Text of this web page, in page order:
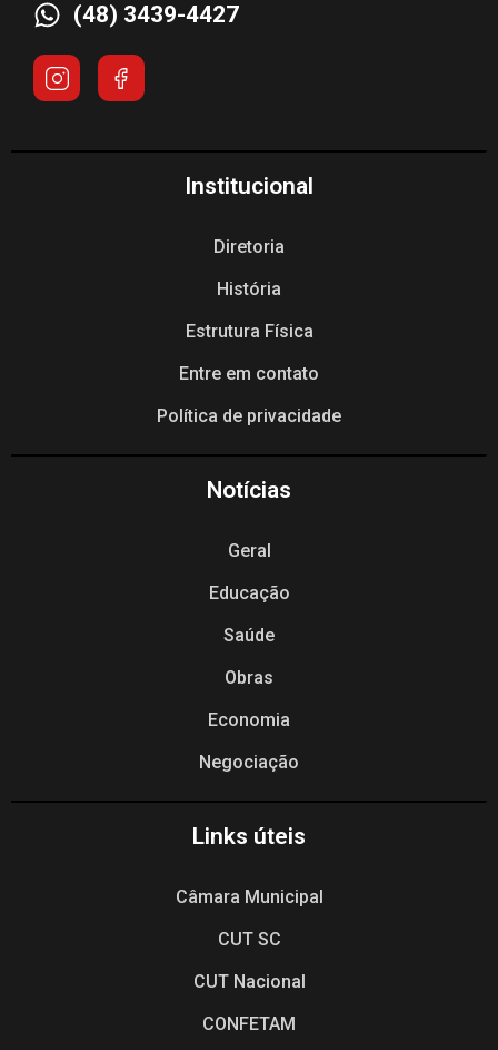
(48) 3439-4427
Institucional
Diretoria
História
Estrutura Física
Entre em contato
Política de privacidade
Notícias
Geral
Educação
Saúde
Obras
Economia
Negociação
Links úteis
Câmara Municipal
CUT SC
CUT Nacional
CONFETAM